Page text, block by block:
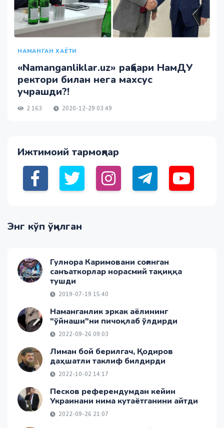
НАМАНГАН ХАЁТИ
«Namanganliklar.uz» раҳбари НамДУ
ректори билан нега махсус
учрашди?!
2 163 2020-12-29 03:49
Ижтимоий тармоқлар
Энг кўп ўқилган
Гулнора Каримовани соғинган
санъаткорлар норасмий тақиққа
тушди
2019-07-19 15:40
Наманганлик эркак аёлининг
"ўйнаши"ни пичоқлаб ўлдирди
2022-09-26 09:03
Лиман бой берилгач, Қодиров
даҳшатли таклиф билдирди
2022-10-02 14:17
Песков референдумдан кейин
Украинани нима кутаётганини айтди
2022-09-26 21:07